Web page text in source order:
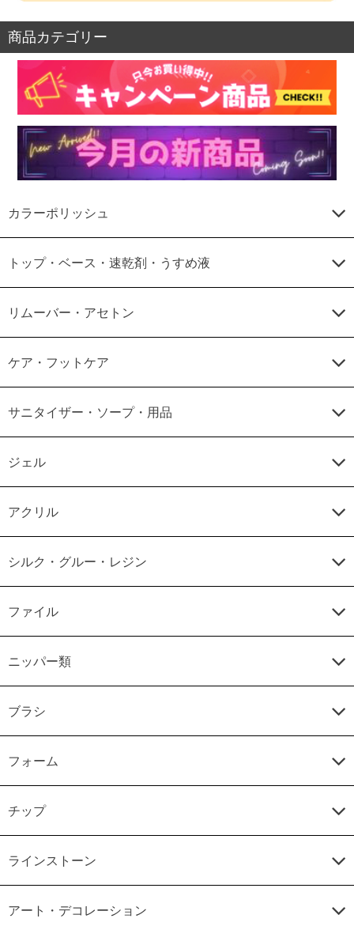
商品カテゴリー
カラーポリッシュ
トップ・ベース・速乾剤・うすめ液
リムーバー・アセトン
ケア・フットケア
サニタイザー・ソープ・用品
ジェル
アクリル
シルク・グルー・レジン
ファイル
ニッパー類
ブラシ
フォーム
チップ
ラインストーン
アート・デコレーション